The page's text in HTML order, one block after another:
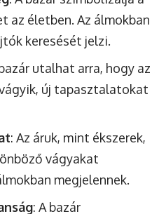
az életben. Az álmokban
keresését jelzi.
utalhat arra, hogy az
új tapasztalatokat
: Az áruk, mint ékszerek,
vágyakat
megjelennek.
: A bazár